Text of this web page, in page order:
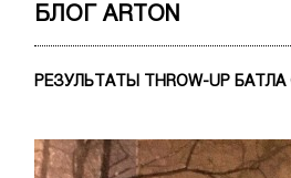
БЛОГ ARTON
РЕЗУЛЬТАТЫ THROW-UP БАТЛА